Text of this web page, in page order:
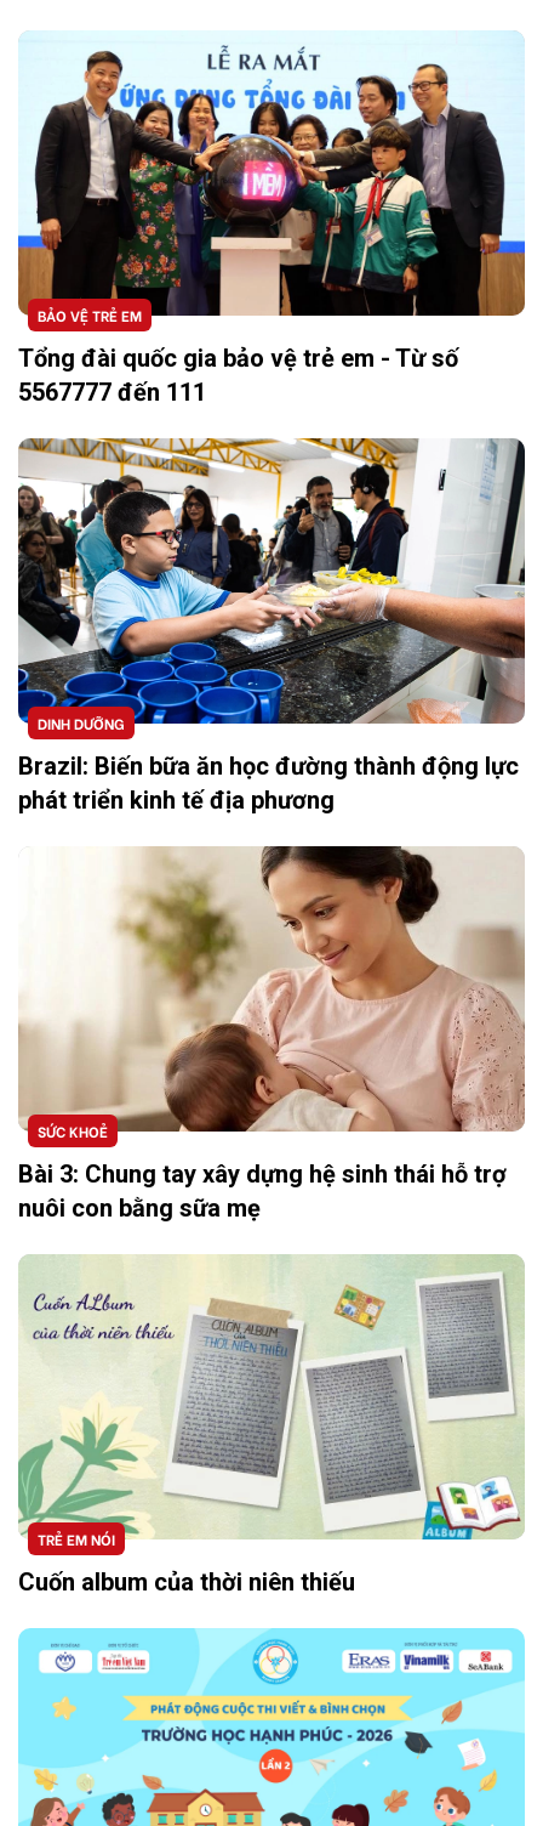
BẢO VỆ TRẺ EM
Tổng đài quốc gia bảo vệ trẻ em - Từ số
5567777 đến 111
DINH DƯỠNG
Brazil: Biến bữa ăn học đường thành động lực
phát triển kinh tế địa phương
SỨC KHOẺ
Bài 3: Chung tay xây dựng hệ sinh thái hỗ trợ
nuôi con bằng sữa mẹ
TRẺ EM NÓI
Cuốn album của thời niên thiếu